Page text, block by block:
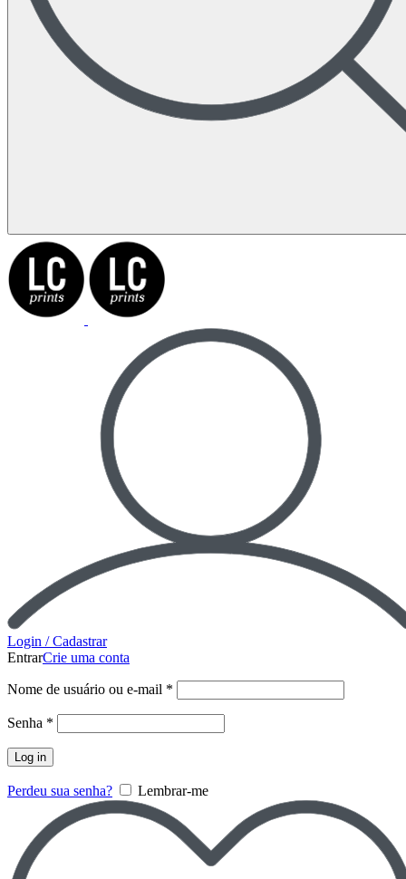
Login / Cadastrar
EntrarCrie uma conta
Nome de usuário ou e-mail *
Senha *
Log in
Perdeu sua senha? Lembrar-me